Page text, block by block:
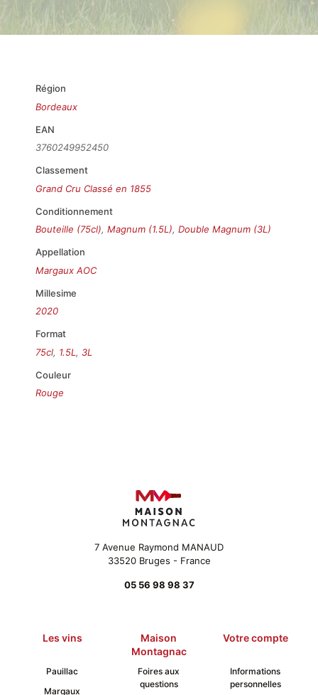
Région
Bordeaux
EAN
3760249952450
Classement
Grand Cru Classé en 1855
Conditionnement
Bouteille (75cl), Magnum (1.5L), Double Magnum (3L)
Appellation
Margaux AOC
Millesime
2020
Format
75cl, 1.5L , 3L
Couleur
Rouge
7 Avenue Raymond MANAUD
33520 Bruges - France
05 56 98 98 37
Les vins
Maison
Montagnac
Votre compte
Pauillac
Margaux
Foires aux
questions
Informations
personnelles